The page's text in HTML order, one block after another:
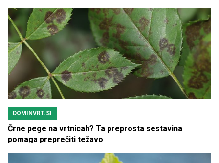
DOMINVRT.SI
Črne pege na vrtnicah? Ta preprosta sestavina
pomaga preprečiti težavo